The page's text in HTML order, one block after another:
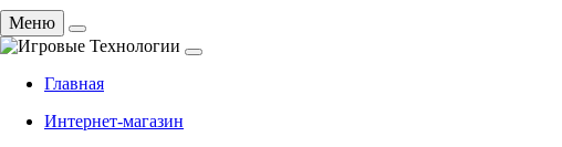
Меню
Главная
Интернет-магазин